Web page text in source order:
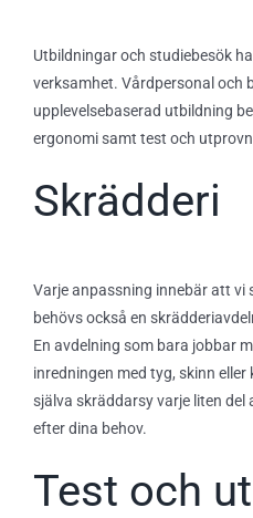
Utbildningar och studiebesök
verksamhet. Vårdpersonal och
upplevelsebaserad utbildning
ergonomi samt test och
Skrädderi
Varje anpassning innebär att vi
behövs också en
En avdelning som bara jobbar
inredningen med tyg, skinn
själva skräddarsy varje liten del
efter dina behov.
Test och